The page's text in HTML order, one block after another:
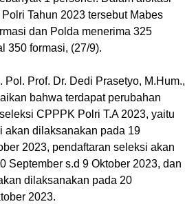
Tahun 2023 tersebut Mabes
dan Polda menerima 325
350 formasi, (27/9).
Prof. Dr. Dedi Prasetyo, M.Hum.,
bahwa terdapat perubahan
CPPPK Polri T.A 2023, yaitu
akan dilaksanakan pada 19
2023, pendaftaran seleksi akan
September s.d 9 Oktober 2023, dan
dilaksanakan pada 20
2023.